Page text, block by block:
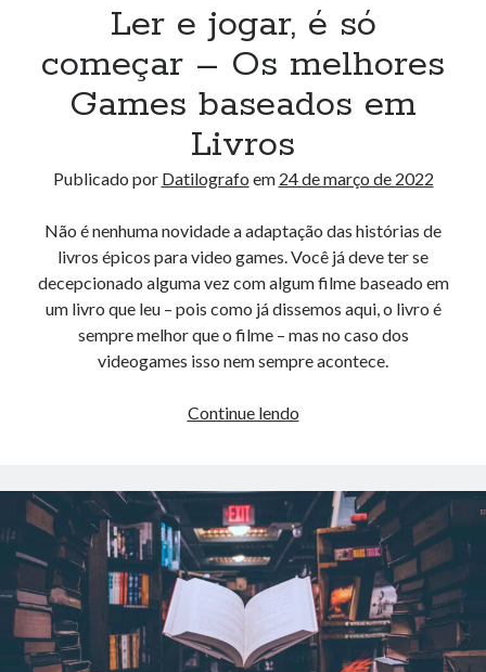
Ler e jogar, é só
começar – Os melhores
Games baseados em
Livros
Publicado por Datilografo em 24 de março de 2022
Não é nenhuma novidade a adaptação das histórias de
livros épicos para video games. Você já deve ter se
decepcionado alguma vez com algum filme baseado em
um livro que leu – pois como já dissemos aqui, o livro é
sempre melhor que o filme – mas no caso dos
videogames isso nem sempre acontece.
Continue lendoLer
é
só
começar
–
Os
melhores
Games